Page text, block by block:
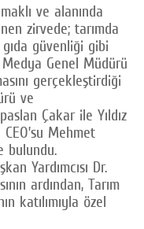
ve alanında
zirvede; tarımda
güvenliği gibi
Genel Müdürü
gerçekleştirdiği
ve
Çakar ile Yıldız
Mehmet
bulundu.
Yardımcısı Dr.
ardından, Tarım
katılımıyla özel